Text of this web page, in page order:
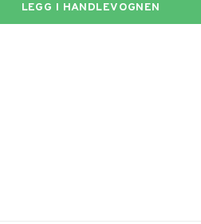
LEGG I HANDLEVOGNEN